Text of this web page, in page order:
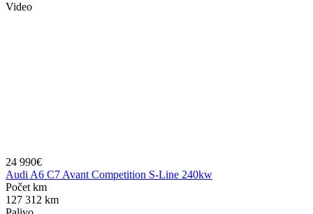
Video
24 990€
Audi A6 C7 Avant Competition S-Line 240kw
Počet km
127 312 km